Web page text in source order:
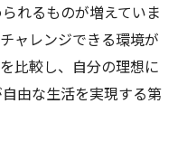
れるものが増えていま
ャレンジできる環境が
比較し、自分の理想に
由な生活を実現する第